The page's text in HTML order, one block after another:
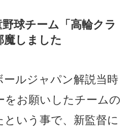
球チーム「高輪クラ
魔しました
ルジャパン解説当時
をお願いしたチームの
いう事で、新監督に